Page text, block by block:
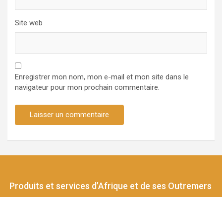
Site web
Enregistrer mon nom, mon e-mail et mon site dans le
navigateur pour mon prochain commentaire.
Produits et services d’Afrique et de ses Outremers